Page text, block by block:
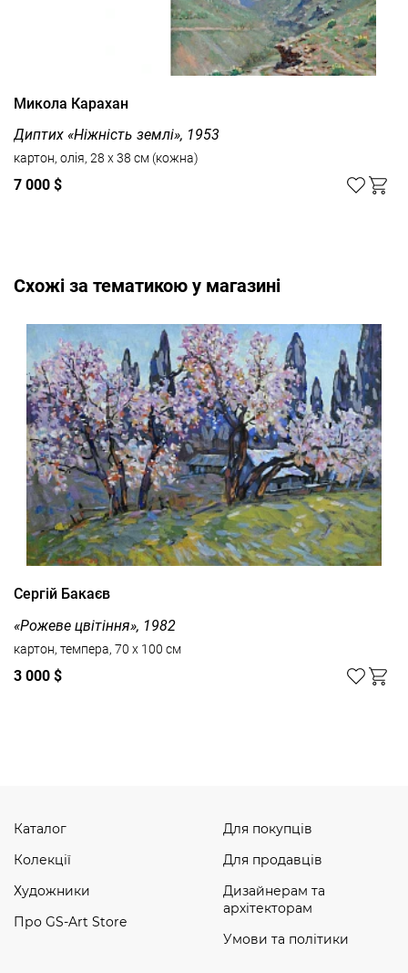
Микола Карахан
Диптих «Ніжність землі», 1953
картон, олія, 28 х 38 см (кожна)
7 000 $
Cхожі за тематикою у магазині
Сергій Бакаєв
«Рожеве цвітіння», 1982
картон, темпера, 70 x 100 см
3 000 $
Каталог
Колекції
Художники
Про GS-Art Store
Для покупців
Для продавців
Дизайнерам та
архітекторам
Умови та політики